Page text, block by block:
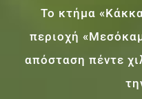
Το κτήμα
περιοχή
απόσταση πέντε